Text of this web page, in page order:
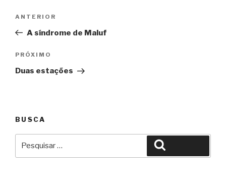
Post
Anterior
ANTERIOR
A síndrome de Maluf
Próximo
PRÓXIMO
Duas estações
BUSCA